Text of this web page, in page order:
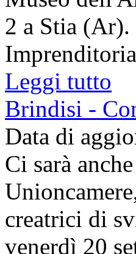
2 a Stia (Ar).
Leggi tutto
Brindisi -
Data di
Ci sarà
creatrici di
venerdì 20